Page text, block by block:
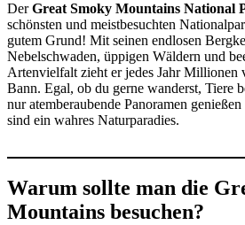
DerGreat Smoky Mountains National
schönsten und meistbesuchten
gutem Grund! Mit seinen endlosen
Nebelschwaden, üppigen Wäldern und
Artenvielfalt zieht er jedes Jahr Millionen
Bann. Egal, ob du gerne wanderst, Tiere
nur atemberaubende Panoramen
sind ein wahres Naturparadies.
Warum sollte man die
Mountains besuchen?